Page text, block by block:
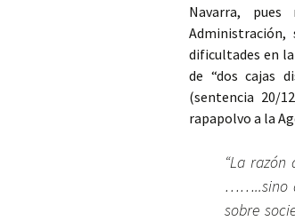
Navarra,
dificultades en la
de “dos cajas
(sentencia 20/
rapapolvo a la
“La
……..sino
sobre